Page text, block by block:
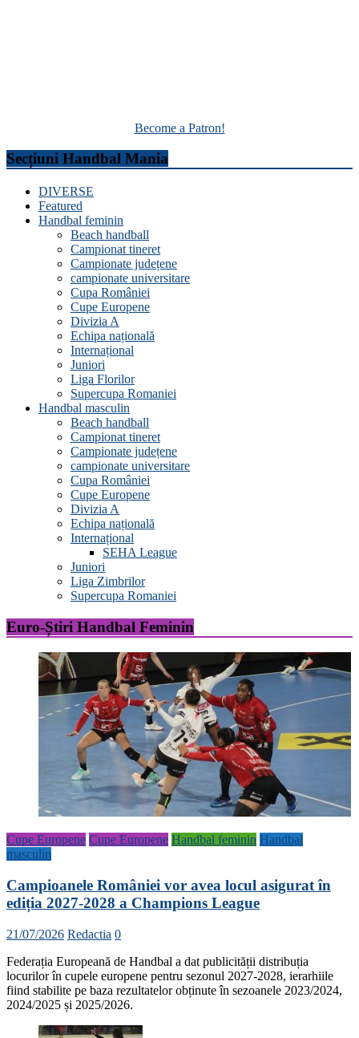
Become a Patron!
Secțiuni Handbal Mania
DIVERSE
Featured
Handbal feminin
Beach handball
Campionat tineret
Campionate județene
campionate universitare
Cupa României
Cupe Europene
Divizia A
Echipa națională
Internațional
Juniori
Liga Florilor
Supercupa Romaniei
Handbal masculin
Beach handball
Campionat tineret
Campionate județene
campionate universitare
Cupa României
Cupe Europene
Divizia A
Echipa națională
Internațional
SEHA League
Juniori
Liga Zimbrilor
Supercupa Romaniei
Euro-Știri Handbal Feminin
Cupe Europene Cupe Europene Handbal feminin Handbal
masculin
Campioanele României vor avea locul asigurat în
ediția 2027-2028 a Champions League
21/07/2026 Redactia 0
Federația Europeană de Handbal a dat publicității distribuția
locurilor în cupele europene pentru sezonul 2027-2028, ierarhiile
fiind stabilite pe baza rezultatelor obținute în sezoanele 2023/2024,
2024/2025 și 2025/2026.